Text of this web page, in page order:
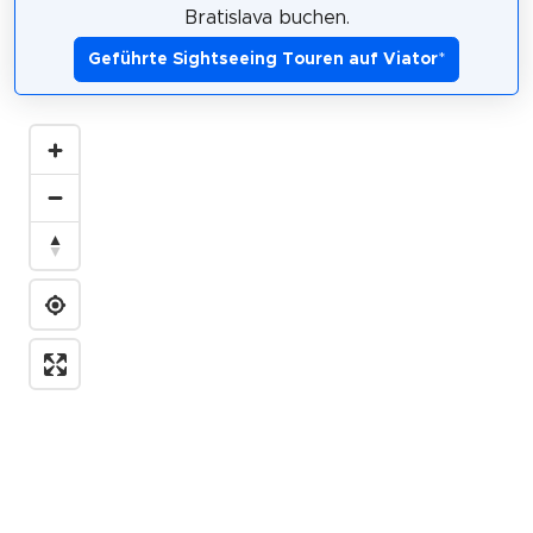
Bratislava buchen.
Geführte Sightseeing Touren auf Viator*